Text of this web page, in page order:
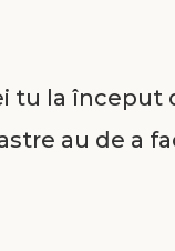
tu la început
au de a